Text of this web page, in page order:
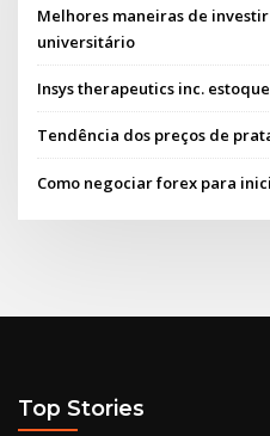
Melhores maneiras de
universitário
Insys therapeutics inc. estoque
Tendência dos preços de
Como negociar forex para
Top Stories